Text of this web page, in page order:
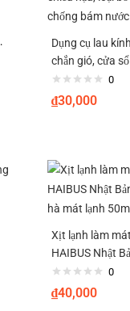
Dụng cụ lau
chắn gió, cửa
chiếu hậu, loại
chống bám nước
0
₫30,000
Xịt lạnh làm
HAIBUS Nhật
hà mát lạnh 50ml
0
₫40,000